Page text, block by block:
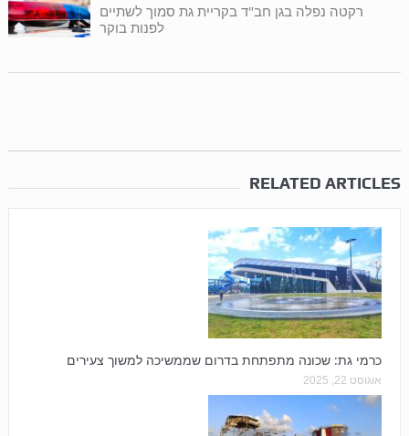
רקטה נפלה בגן חב"ד בקריית גת סמוך לשתיים
לפנות בוקר
RELATED ARTICLES
כרמי גת: שכונה מתפתחת בדרום שממשיכה למשוך צעירים
אוגוסט 22, 2025